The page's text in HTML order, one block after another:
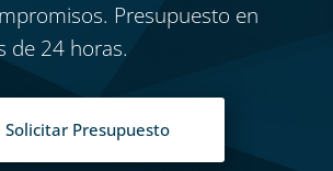
Presupuesto en
de 24 horas.
Solicitar Presupuesto